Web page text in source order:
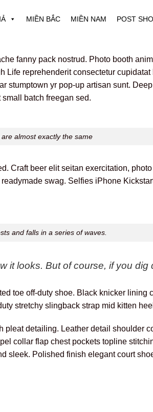
MIỀN BẮC MIỀN NAM POST
fanny pack nostrud. Photo booth
reprehenderit consectetur
stumptown yr pop-up artisan sunt.
batch freegan sed.
almost exactly the same
Craft beer elit seitan exercitation,
swag. Selfies iPhone
and falls in a series of waves.
looks. But of course, if you dig
toe off-duty shoe. Black knicker lining
stretchy slingback strap mid kitten
detailing. Leather detail shoulder
collar flap chest pockets topline
sleek. Polished finish elegant court